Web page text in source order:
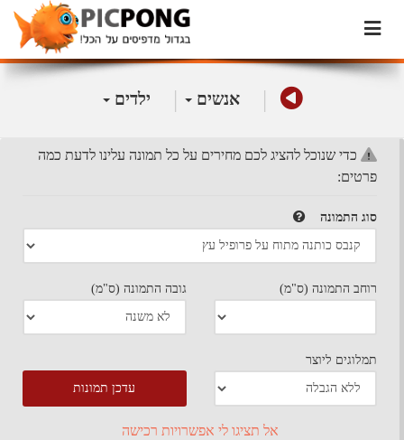
| אנשים | ילדים
כדי שנוכל להציג לכם מחירים על כל תמונה עלינו לדעת כמה
פרטים:
סוג התמונה
רוחב התמונה (ס"מ) גובה התמונה (ס"מ)
תמלוגים ליוצר
עדכן תמונות
אל תציגו לי אפשרויות רכישה